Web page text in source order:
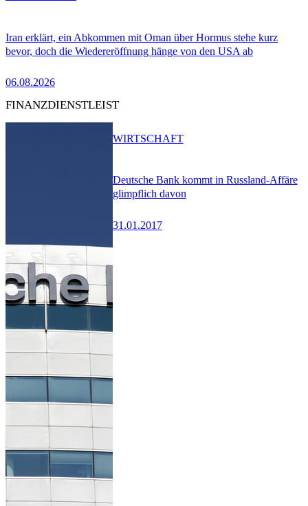
Iran erklärt, ein Abkommen mit Oman über Hormus stehe kurz
bevor, doch die Wiedereröffnung hänge von den USA ab
06.08.2026
FINANZDIENSTLEIST
Deutsche Bank kommt in Russland-Affäre
glimpflich davon
31.01.2017
WIRTSCHAFT